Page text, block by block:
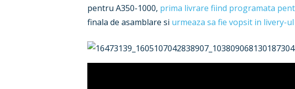
pentru A350-1000, prima livrare fiind programata
finala de asamblare si urmeaza sa fie vopsit in livery-